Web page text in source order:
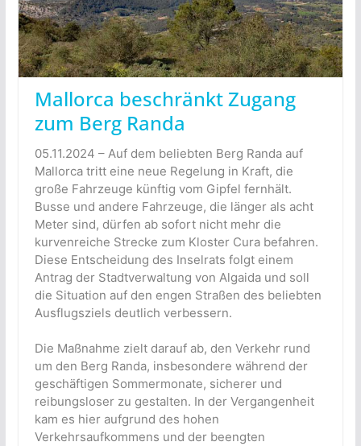
Mallorca beschränkt Zugang
zum Berg Randa
05.11.2024 – Auf dem beliebten Berg Randa auf
Mallorca tritt eine neue Regelung in Kraft, die
große Fahrzeuge künftig vom Gipfel fernhält.
Busse und andere Fahrzeuge, die länger als acht
Meter sind, dürfen ab sofort nicht mehr die
kurvenreiche Strecke zum Kloster Cura befahren.
Diese Entscheidung des Inselrats folgt einem
Antrag der Stadtverwaltung von Algaida und soll
die Situation auf den engen Straßen des beliebten
Ausflugsziels deutlich verbessern.
Die Maßnahme zielt darauf ab, den Verkehr rund
um den Berg Randa, insbesondere während der
geschäftigen Sommermonate, sicherer und
reibungsloser zu gestalten. In der Vergangenheit
kam es hier aufgrund des hohen
Verkehrsaufkommens und der beengten